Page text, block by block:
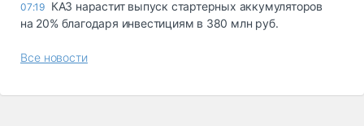
07:19 КАЗ нарастит выпуск стартерных аккумуляторов
на 20% благодаря инвестициям в 380 млн руб.
Все новости